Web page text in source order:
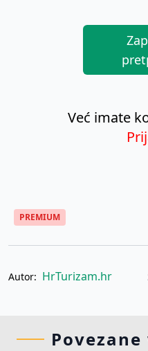
Već imate
PREMIUM
Autor: HrTurizam.hr